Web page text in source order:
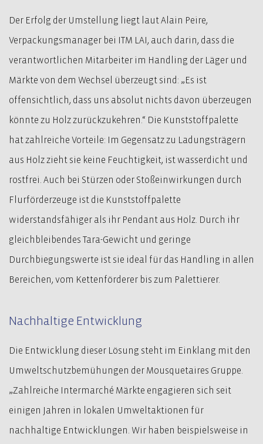
Der Erfolg der Umstellung liegt laut Alain Peire,
Verpackungsmanager bei ITM LAI, auch darin, dass die
verantwortlichen Mitarbeiter im Handling der Läger und
Märkte von dem Wechsel überzeugt sind: „Es ist
offensichtlich, dass uns absolut nichts davon überzeugen
könnte zu Holz zurückzukehren.“ Die Kunststoffpalette
hat zahlreiche Vorteile: Im Gegensatz zu Ladungsträgern
aus Holz zieht sie keine Feuchtigkeit, ist wasserdicht und
rostfrei. Auch bei Stürzen oder Stoßeinwirkungen durch
Flurförderzeuge ist die Kunststoffpalette
widerstandsfähiger als ihr Pendant aus Holz. Durch ihr
gleichbleibendes Tara-Gewicht und geringe
Durchbiegungswerte ist sie ideal für das Handling in allen
Bereichen, vom Kettenförderer bis zum Palettierer.
Nachhaltige Entwicklung
Die Entwicklung dieser Lösung steht im Einklang mit den
Umweltschutzbemühungen der Mousquetaires Gruppe.
„Zahlreiche Intermarché Märkte engagieren sich seit
einigen Jahren in lokalen Umweltaktionen für
nachhaltige Entwicklungen. Wir haben beispielsweise in